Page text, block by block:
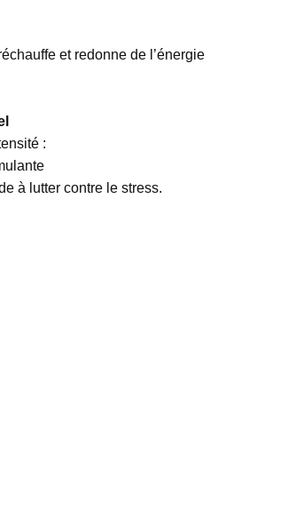
et redonne de l’énergie
:
à lutter contre le stress.